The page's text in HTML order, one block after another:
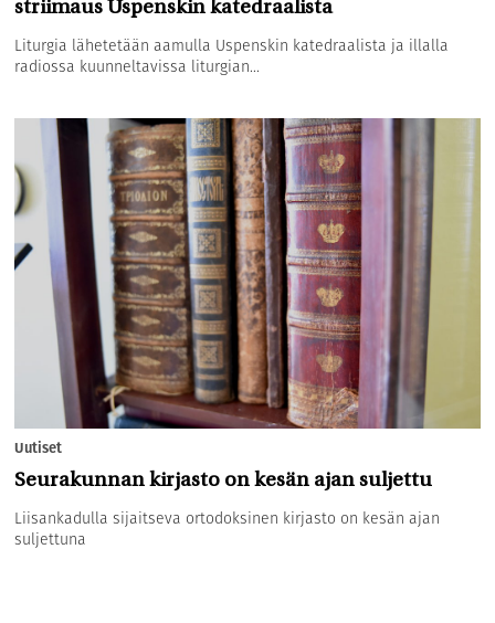
striimaus Uspenskin katedraalista
Liturgia lähetetään aamulla Uspenskin katedraalista ja illalla
radiossa kuunneltavissa liturgian...
Uutiset
Seurakunnan kirjasto on kesän ajan suljettu
Liisankadulla sijaitseva ortodoksinen kirjasto on kesän ajan
suljettuna